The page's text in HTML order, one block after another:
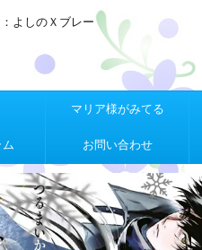
よしのＸブレー
マリア様がみてる
お問い合わせ